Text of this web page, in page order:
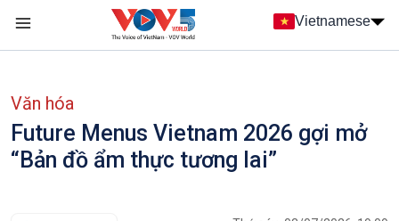
Nhảy đến nội dung
Vietnamese
Văn hóa
Future Menus Vietnam 2026 gợi mở
“Bản đồ ẩm thực tương lai”